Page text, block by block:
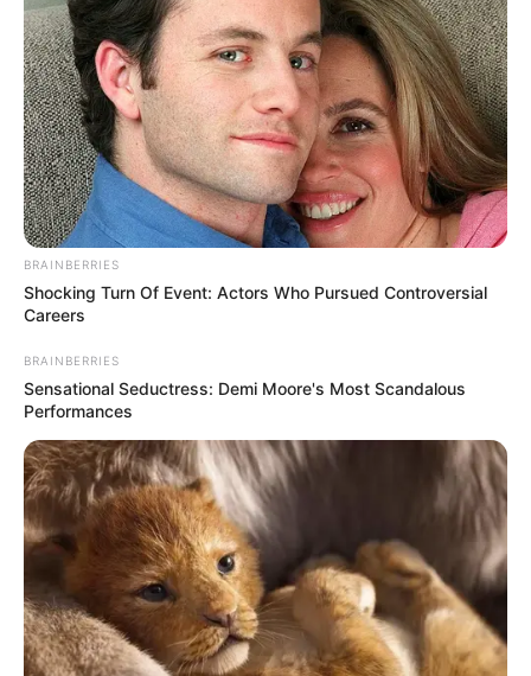
BRAINBERRIES
Shocking Turn Of Event: Actors Who Pursued Controversial
Careers
BRAINBERRIES
Sensational Seductress: Demi Moore's Most Scandalous
Performances